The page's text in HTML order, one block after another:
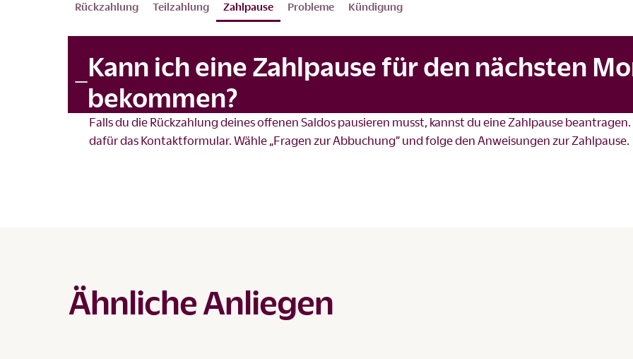
Rückzahlung Teilzahlung Zahlpause Probleme Kündigung
Kann ich eine Zahlpause für den nächsten
bekommen?
Falls du die Rückzahlung deines offenen Saldos pausieren musst, kannst du eine Zahlpause
dafür das Kontaktformular. Wähle „Fragen zur Abbuchung” und folge den Anweisungen zur Zahlpause.
Ähnliche Anliegen